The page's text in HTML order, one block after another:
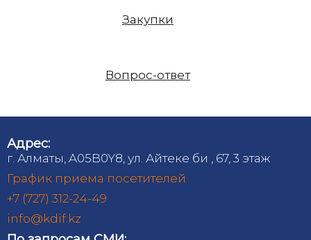
Закупки
Вопрос-ответ
Адрес:
г. Алматы, A05B0Y8, ул. Айтеке би , 67, 3 этаж
График приема посетителей
+7 (727) 312-24-49
info@kdif.kz